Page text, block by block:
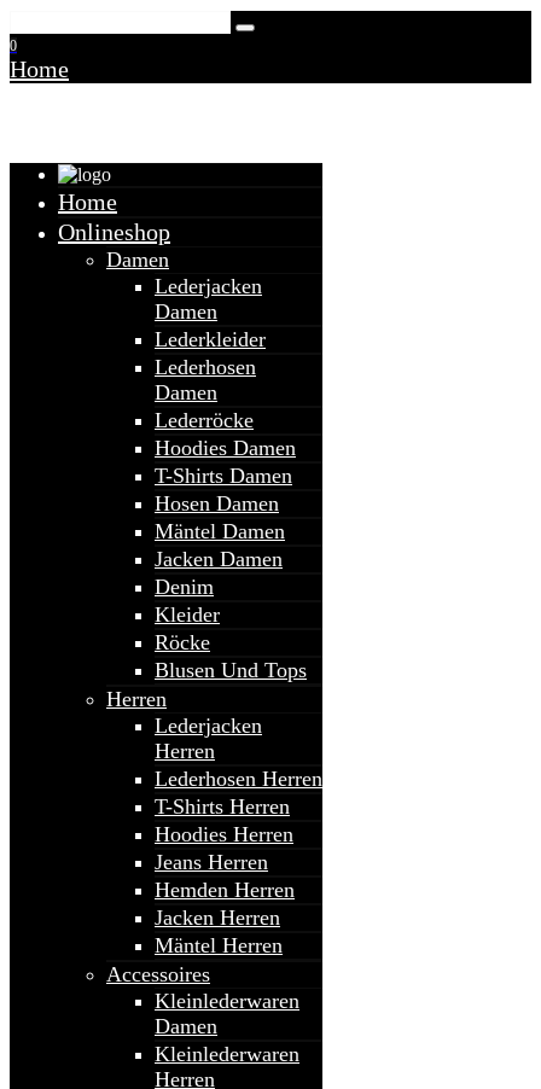
0
Home
Home
Onlineshop
Damen
Lederjacken
Damen
Lederkleider
Lederhosen
Damen
Lederröcke
Hoodies Damen
T-Shirts Damen
Hosen Damen
Mäntel Damen
Jacken Damen
Denim
Kleider
Röcke
Blusen Und Tops
Herren
Lederjacken
Herren
Lederhosen Herren
T-Shirts Herren
Hoodies Herren
Jeans Herren
Hemden Herren
Jacken Herren
Mäntel Herren
Accessoires
Kleinlederwaren
Damen
Kleinlederwaren
Herren